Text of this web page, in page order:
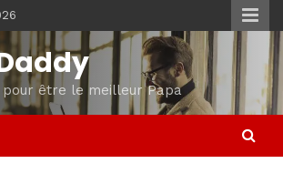
pour être le meilleur Papa